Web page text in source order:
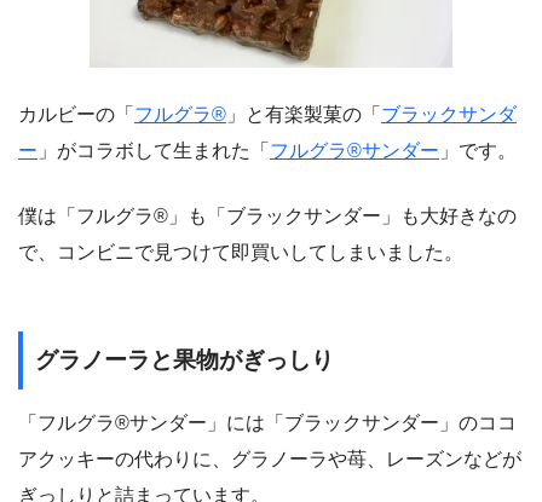
カルビーの「 フルグラ® 」と有楽製菓の「 ブラックサンダ
ー 」がコラボして生まれた「 フルグラ®サンダー 」です。
僕は「フルグラ®」も「ブラックサンダー」も大好きなの
で、コンビニで見つけて即買いしてしまいました。
グラノーラと果物がぎっしり
「フルグラ®サンダー」には「ブラックサンダー」のココ
アクッキーの代わりに、グラノーラや苺、レーズンなどが
ぎっしりと詰まっています。